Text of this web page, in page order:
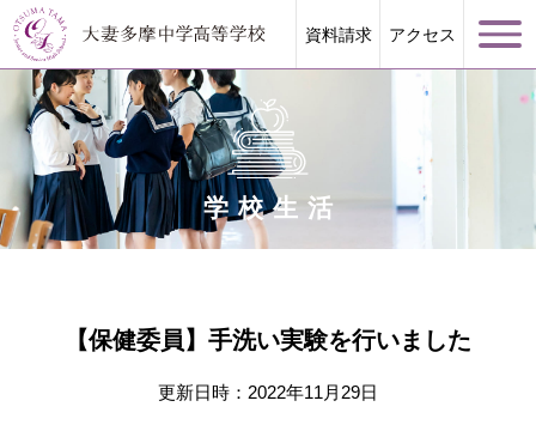
資料請求 アクセス
学校案内
学校生活
【保健委員】手洗い実験を行いました
更新日時：2022年11月29日